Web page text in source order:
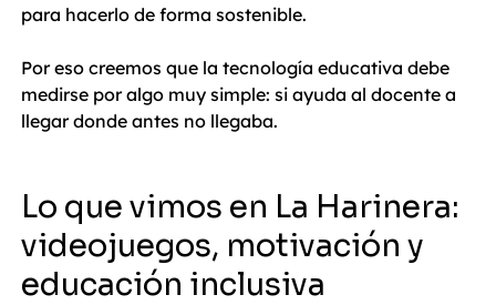
para hacerlo de forma sostenible.
Por eso creemos que la tecnología educativa debe
medirse por algo muy simple: si ayuda al docente a
llegar donde antes no llegaba.
Lo que vimos en La Harinera:
videojuegos, motivación y
educación inclusiva